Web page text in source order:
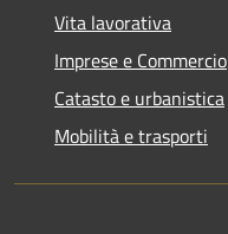
Vita lavorativa
Imprese e Commercio
Catasto e urbanistica
Mobilità e trasporti